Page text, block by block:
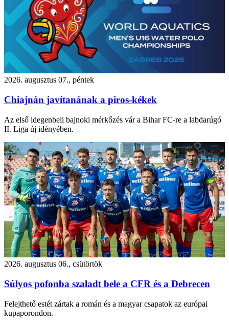
2026. augusztus 07., péntek
Chiajnán javítanának a piros-kékek
Az első idegenbeli bajnoki mérkőzés vár a Bihar FC-re a labdarúgó
II. Liga új idényében.
2026. augusztus 06., csütörtök
Súlyos pofonba szaladt bele a CFR és a Debrecen
Felejthető estét zártak a román és a magyar csapatok az európai
kupaporondon.